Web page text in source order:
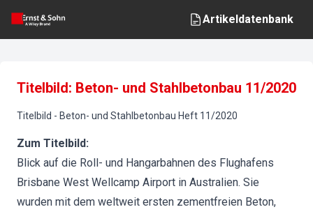
Artikeldatenbank
Titelbild: Beton- und Stahlbetonbau 11/2020
Titelbild - Beton- und Stahlbetonbau Heft 11/2020
Zum Titelbild:
Blick auf die Roll- und Hangarbahnen des Flughafens
Brisbane West Wellcamp Airport in Australien. Sie
wurden mit dem weltweit ersten zementfreien Beton,